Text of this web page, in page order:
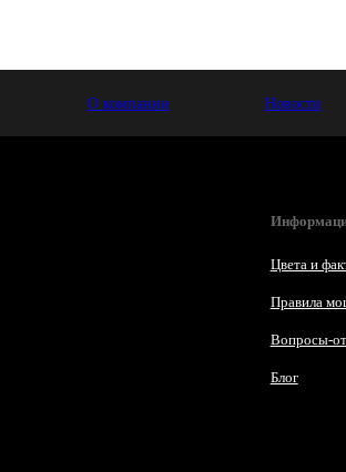
О компании Новости
Цвета и
Правила
Вопросы-
Блог